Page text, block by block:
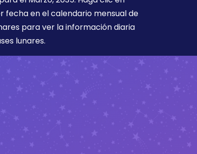
fecha en el calendario mensual de
para ver la información diaria
lunares.